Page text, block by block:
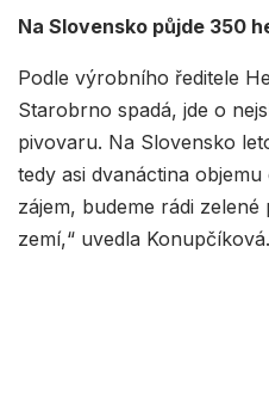
Na Slovensko půjde 350
Podle výrobního ředitele
Starobrno spadá, jde o
pivovaru. Na Slovensko
tedy asi dvanáctina
zájem, budeme rádi
zemí,“ uvedla Konupčíková.